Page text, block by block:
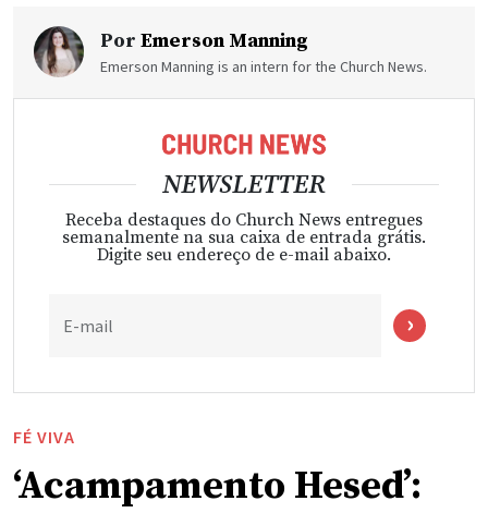
Por Emerson Manning
Emerson Manning is an intern for the Church News.
NEWSLETTER
Receba destaques do Church News entregues
semanalmente na sua caixa de entrada grátis.
Digite seu endereço de e-mail abaixo.
E-mail
FÉ VIVA
‘Acampamento Hesed’: